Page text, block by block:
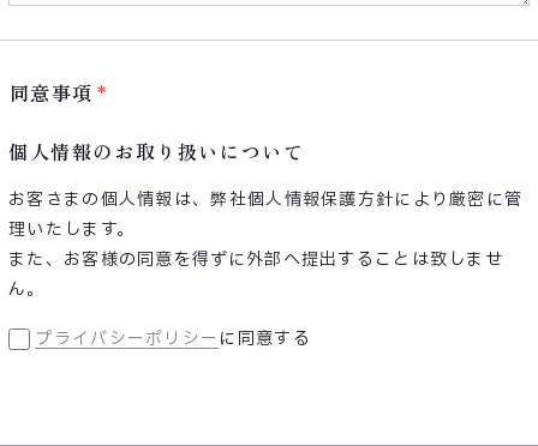
同意事項
個人情報のお取り扱いについて
お客さまの個人情報は、弊社個人情報保護方針により厳密に管
理いたします。
また、お客様の同意を得ずに外部へ提出することは致しませ
ん。
プライバシーポリシー に同意する